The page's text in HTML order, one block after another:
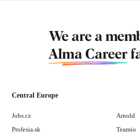
We are a
Alma Career
Central Europe
Jobs.cz
Profesia.sk
Arnold
Teamio